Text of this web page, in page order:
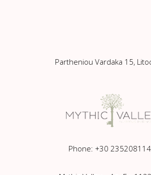
Partheniou Vardaka 15,
Phone: +30